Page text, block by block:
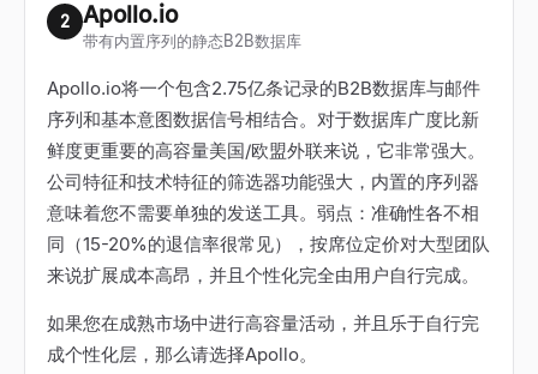
2 Apollo.io
带有内置序列的静态B2B数据库
Apollo.io将一个包含2.75亿条记录的B2B数据库与邮件
序列和基本意图数据信号相结合。对于数据库广度比新
鲜度更重要的高容量美国/欧盟外联来说，它非常强大。
公司特征和技术特征的筛选器功能强大，内置的序列器
意味着您不需要单独的发送工具。弱点：准确性各不相
同（15-20%的退信率很常见），按席位定价对大型团队
来说扩展成本高昂，并且个性化完全由用户自行完成。
如果您在成熟市场中进行高容量活动，并且乐于自行完
成个性化层，那么请选择Apollo。